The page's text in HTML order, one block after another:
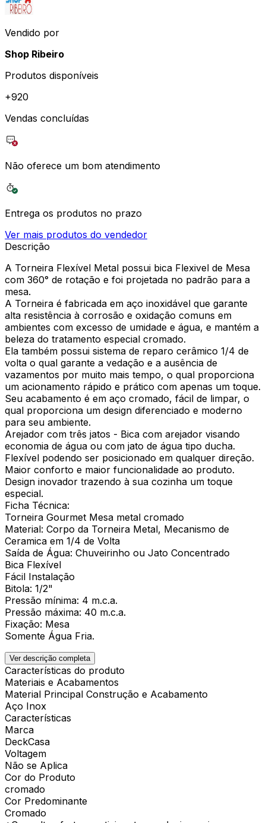
Vendido por
Shop Ribeiro
Produtos disponíveis
+920
Vendas concluídas
Não oferece um bom atendimento
Entrega os produtos no prazo
Ver mais produtos do vendedor
Descrição
A Torneira Flexível Metal possui bica Flexivel de Mesa
com 360° de rotação e foi projetada no padrão para a
mesa.
A Torneira é fabricada em aço inoxidável que garante
alta resistência à corrosão e oxidação comuns em
ambientes com excesso de umidade e água, e mantém a
beleza do tratamento especial cromado.
Ela também possui sistema de reparo cerâmico 1/4 de
volta o qual garante a vedação e a ausência de
vazamentos por muito mais tempo, o qual proporciona
um acionamento rápido e prático com apenas um toque.
Seu acabamento é em aço cromado, fácil de limpar, o
qual proporciona um design diferenciado e moderno
para seu ambiente.
Arejador com três jatos - Bica com arejador visando
economia de água ou com jato de água tipo ducha.
Flexível podendo ser posicionado em qualquer direção.
Maior conforto e maior funcionalidade ao produto.
Design inovador trazendo à sua cozinha um toque
especial.
Ficha Técnica:
Torneira Gourmet Mesa metal cromado
Material: Corpo da Torneira Metal, Mecanismo de
Ceramica em 1/4 de Volta
Saída de Água: Chuveirinho ou Jato Concentrado
Bica Flexível
Fácil Instalação
Bitola: 1/2"
Pressão mínima: 4 m.c.a.
Pressão máxima: 40 m.c.a.
Fixação: Mesa
Somente Água Fria.
Ver descrição completa
Características do produto
Materiais e Acabamentos
Material Principal Construção e Acabamento
Aço Inox
Características
Marca
DeckCasa
Voltagem
Não se Aplica
Cor do Produto
cromado
Cor Predominante
Cromado